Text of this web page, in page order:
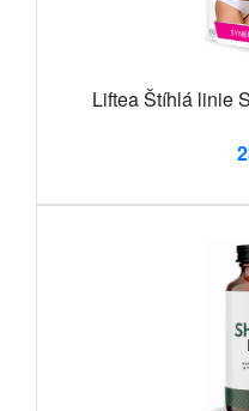
Liftea Štíhlá linie